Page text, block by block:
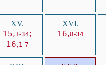
XV.
15,1-34;
16,1-7
XVI.
16,8-34